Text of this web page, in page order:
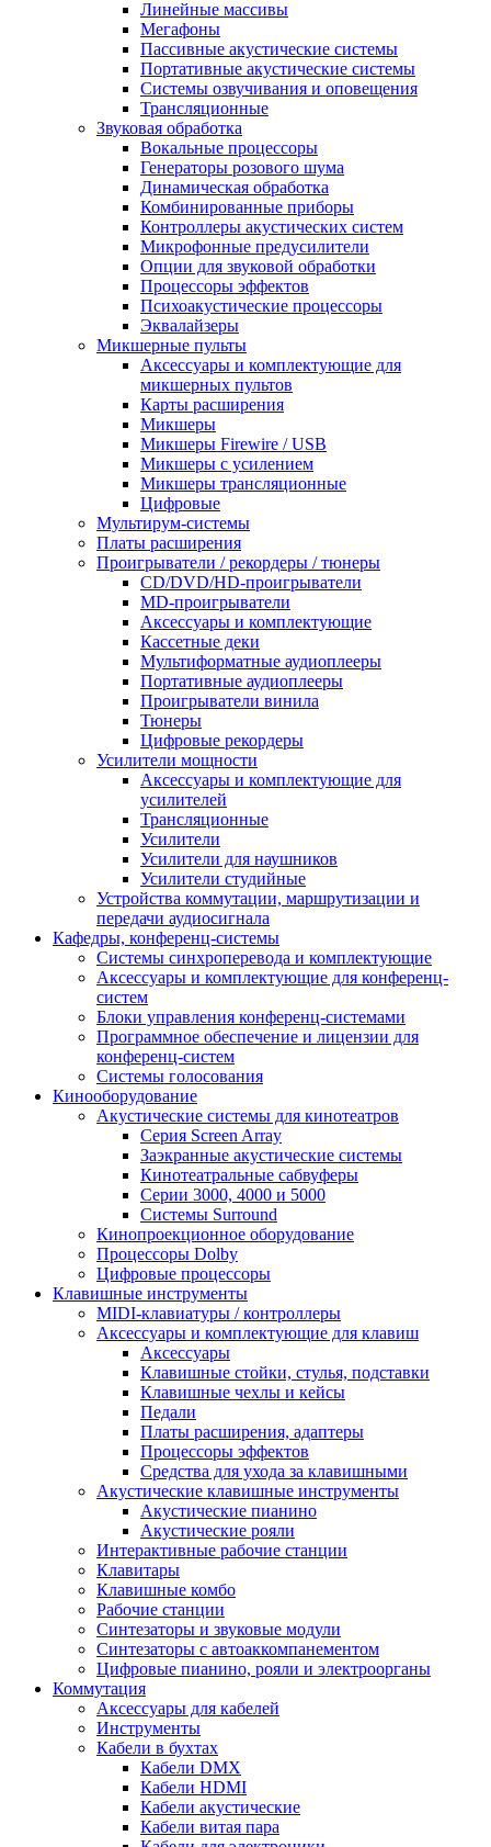
Линейные массивы
Мегафоны
Пассивные акустические системы
Портативные акустические системы
Системы озвучивания и оповещения
Трансляционные
Звуковая обработка
Вокальные процессоры
Генераторы розового шума
Динамическая обработка
Комбинированные приборы
Контроллеры акустических систем
Микрофонные предусилители
Опции для звуковой обработки
Процессоры эффектов
Психоакустические процессоры
Эквалайзеры
Микшерные пульты
Аксессуары и комплектующие для
микшерных пультов
Карты расширения
Микшеры
Микшеры Firewire / USB
Микшеры с усилением
Микшеры трансляционные
Цифровые
Мультирум-системы
Платы расширения
Проигрыватели / рекордеры / тюнеры
CD/DVD/HD-проигрыватели
MD-проигрыватели
Аксессуары и комплектующие
Кассетные деки
Мультиформатные аудиоплееры
Портативные аудиоплееры
Проигрыватели винила
Тюнеры
Цифровые рекордеры
Усилители мощности
Аксессуары и комплектующие для
усилителей
Трансляционные
Усилители
Усилители для наушников
Усилители студийные
Устройства коммутации, маршрутизации и
передачи аудиосигнала
Кафедры, конференц-системы
Cистемы синхроперевода и комплектующие
Аксессуары и комплектующие для конференц-
систем
Блоки управления конференц-системами
Программное обеспечение и лицензии для
конференц-систем
Системы голосования
Кинооборудование
Акустические системы для кинотеатров
Cерия Screen Array
Заэкранные акустические системы
Кинотеатральные сабвуферы
Серии 3000, 4000 и 5000
Системы Surround
Кинопроекционное оборудование
Процессоры Dolby
Цифровые процессоры
Клавишные инструменты
MIDI-клавиатуры / контроллеры
Аксессуары и комплектующие для клавиш
Аксессуары
Клавишные стойки, стулья, подставки
Клавишные чехлы и кейсы
Педали
Платы расширения, адаптеры
Процессоры эффектов
Средства для ухода за клавишными
Акустические клавишные инструменты
Акустические пианино
Акустические рояли
Интерактивные рабочие станции
Клавитары
Клавишные комбо
Рабочие станции
Синтезаторы и звуковые модули
Синтезаторы с автоаккомпанементом
Цифровые пианино, рояли и электроорганы
Коммутация
Аксессуары для кабелей
Инструменты
Кабели в бухтах
Кабели DMX
Кабели HDMI
Кабели акустические
Кабели витая пара